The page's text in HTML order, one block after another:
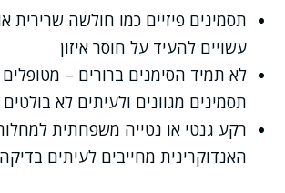
תסמינים פיזיים כמו חולשה שרירית
עשויים להעיד על חוסר איזון
לא תמיד הסימנים ברורים – מטופלים
תסמינים מגוונים ולעיתים לא בולטים
רקע גנטי או נטייה משפחתית
האנדוקרינית מחייבים לעיתים